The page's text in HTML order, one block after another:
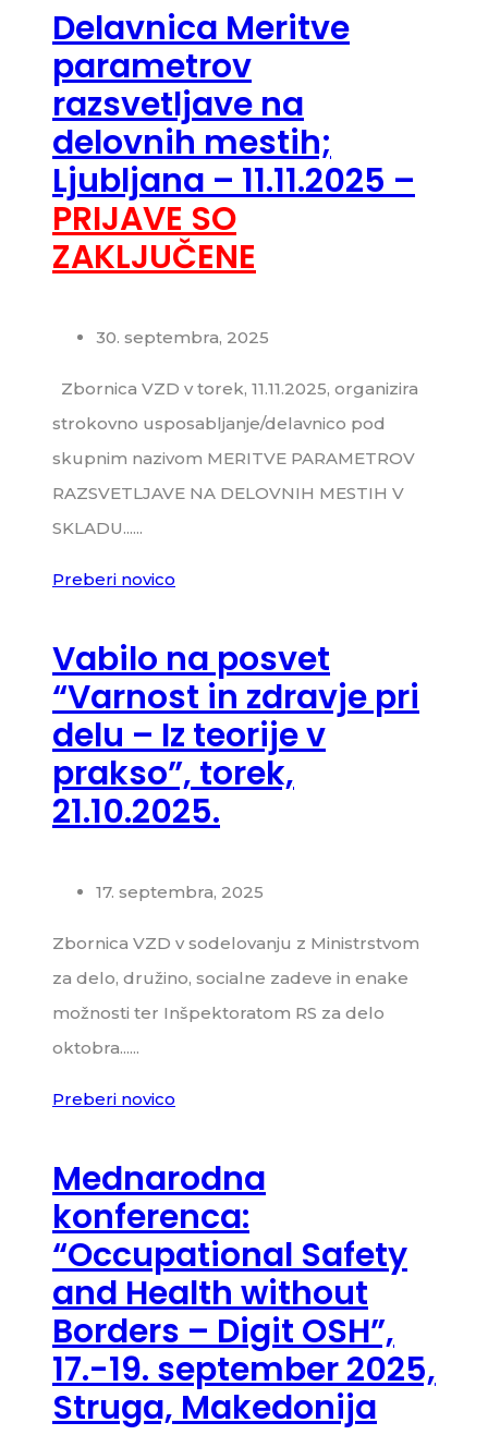
Delavnica Meritve
parametrov
razsvetljave na
delovnih mestih;
Ljubljana – 11.11.2025 –
PRIJAVE SO
ZAKLJUČENE
30. septembra, 2025
Zbornica VZD v torek, 11.11.2025, organizira
strokovno usposabljanje/delavnico pod
skupnim nazivom MERITVE PARAMETROV
RAZSVETLJAVE NA DELOVNIH MESTIH V
SKLADU......
Preberi novico
Vabilo na posvet
“Varnost in zdravje pri
delu – Iz teorije v
prakso”, torek,
21.10.2025.
17. septembra, 2025
Zbornica VZD v sodelovanju z Ministrstvom
za delo, družino, socialne zadeve in enake
možnosti ter Inšpektoratom RS za delo
oktobra......
Preberi novico
Mednarodna
konferenca:
“Occupational Safety
and Health without
Borders – Digit OSH”,
17.-19. september 2025,
Struga, Makedonija